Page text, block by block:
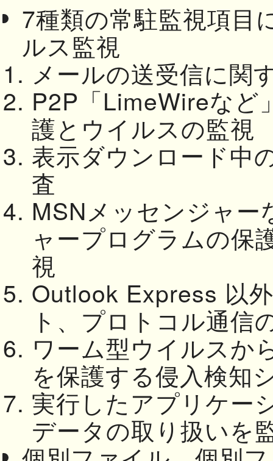
7種類の常駐監視項目
ルス監視
メールの送受信に関
P2P「LimeWireなど
護とウイルスの監視
表示ダウンロード中
査
MSNメッセンジャ
ャープログラムの保
視
Outlook Express 以
ト、プロトコル通信
ワーム型ウイルスか
を保護する侵入検知
実行したアプリケー
データの取り扱いを